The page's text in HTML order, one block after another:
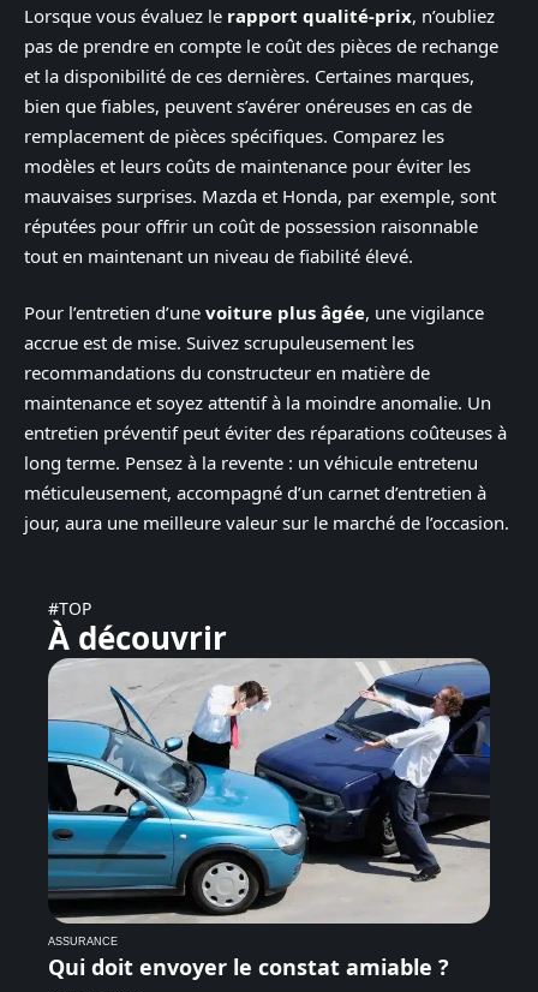
Lorsque vous évaluez le rapport qualité-prix, n’oubliez
pas de prendre en compte le coût des pièces de rechange
et la disponibilité de ces dernières. Certaines marques,
bien que fiables, peuvent s’avérer onéreuses en cas de
remplacement de pièces spécifiques. Comparez les
modèles et leurs coûts de maintenance pour éviter les
mauvaises surprises. Mazda et Honda, par exemple, sont
réputées pour offrir un coût de possession raisonnable
tout en maintenant un niveau de fiabilité élevé.
Pour l’entretien d’une voiture plus âgée, une vigilance
accrue est de mise. Suivez scrupuleusement les
recommandations du constructeur en matière de
maintenance et soyez attentif à la moindre anomalie. Un
entretien préventif peut éviter des réparations coûteuses à
long terme. Pensez à la revente : un véhicule entretenu
méticuleusement, accompagné d’un carnet d’entretien à
jour, aura une meilleure valeur sur le marché de l’occasion.
#TOP
À découvrir
ASSURANCE
Qui doit envoyer le constat amiable ?